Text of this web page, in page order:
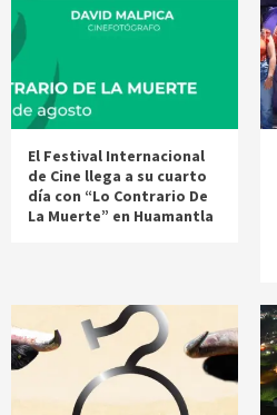
El Festival Internacional
de Cine llega a su cuarto
día con “Lo Contrario De
La Muerte” en Huamantla